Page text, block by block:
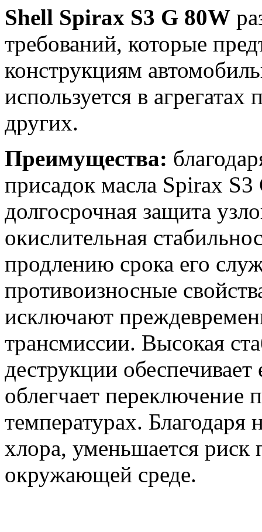
Shell Spirax S3 G 80W
требований, которые
конструкциям
используется в
других.
Преимущества:
присадок масла Spirax
долгосрочная защита
окислительная
продлению срока его
противоизносные
исключают
трансмиссии. Высокая
деструкции
облегчает переключение
температурах.
хлора, уменьшается риск
окружающей среде.